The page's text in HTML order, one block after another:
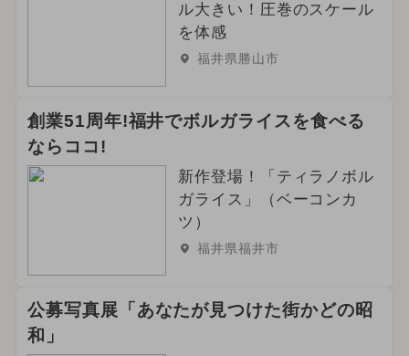
ル大きい！圧巻のスケール
を体感
福井県勝山市
創業51周年!福井でボルガライスを食べる
ならココ!
新作登場！「ティラノボル
ガライス」（ベーコンカ
ツ）
福井県福井市
公募写真展「あなたが見つけた街かどの昭
和」